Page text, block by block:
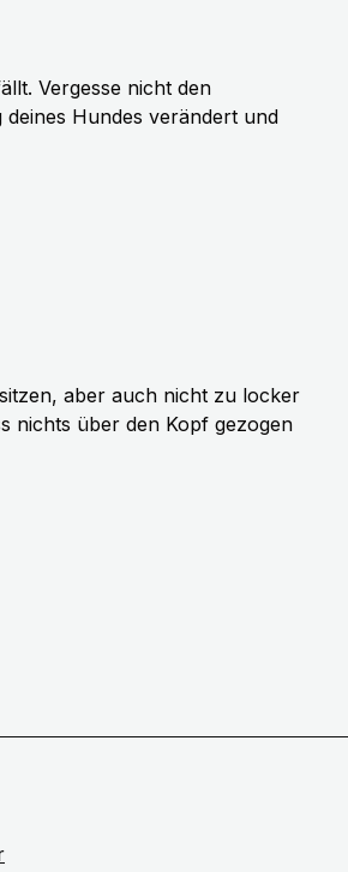
Vergesse nicht den
Hundes verändert und
aber auch nicht zu locker
nichts über den Kopf gezogen